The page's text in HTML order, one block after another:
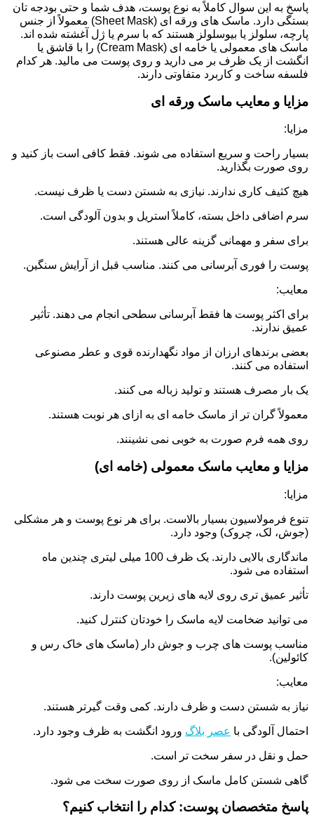
پاسخ به این سوال کاملاً به نوع پوست، هدف شما و حتی بودجه تان
بستگی دارد. ماسک های ورقه ای (Sheet Mask) معمولاً از جنس
پارچه، سلولز یا بیوسلولز هستند که با سرم یا ژل آغشته شده اند.
ماسک های معمولی یا خامه ای (Cream Mask) را با قاشق یا
انگشت از یک ظرف بر می دارید و روی پوست می مالید. هر کدام
فلسفه ساخت و کاربرد متفاوتی دارند.
مزایا و معایب ماسک ورقه ای
مزایا:
بسیار راحت و سریع استفاده می شوند. فقط کافی است باز کنید و
روی صورت بگذارید.
هیچ کثیف کاری ندارند. نیازی به شستن دست یا ظرف نیست.
سرم اضافی داخل بسته، کاملاً استریل و بدون آلودگی است.
برای سفر و مهمانی گزینه عالی هستند.
پوست را فوری آبرسانی می کنند. مناسب قبل از آرایش سنگین.
معایب:
برای اکثر پوست ها فقط آبرسانی سطحی انجام می دهند. تأثیر
عمیق ندارند.
بعضی برندهای ارزان از مواد نگهدارنده قوی و عطر مصنوعی
استفاده می کنند.
یک بار مصرف هستند و تولید زباله می کنند.
معمولاً گران تر از ماسک خامه ای به ازای هر نوبت هستند.
روی همه فرم صورت به خوبی نمی نشینند.
مزایا و معایب ماسک معمولی (خامه ای)
مزایا:
تنوع فرمولاسیون بسیار بالاست. برای هر نوع پوست و هر مشکلی
(جوش، لک، چروک) وجود دارد.
ماندگاری بالایی دارند. یک ظرف 100 میلی لیتری چندین ماه
استفاده می شود.
تأثیر عمیق تری روی لایه های زیرین پوست دارند.
می توانید ضخامت لایه ماسک را خودتان کنترل کنید.
مناسب پوست های چرب و جوش دار (ماسک های خاک رس و
کائولین).
معایب:
نیاز به شستن دست و ظرف دارند. کمی وقت گیرتر هستند.
احتمال آلودگی با عصر بلاگ ورود انگشت به ظرف وجود دارد.
حمل و نقل در سفر سخت تر است.
گاهی شستن کامل ماسک از روی صورت سخت می شود.
پاسخ متخصصان پوست: کدام را انتخاب کنیم؟